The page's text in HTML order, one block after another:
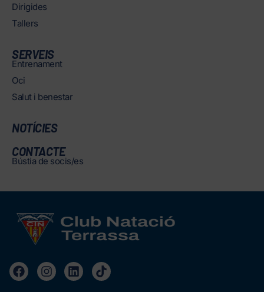
Dirigides
Tallers
SERVEIS
Entrenament
Oci
Salut i benestar
NOTÍCIES
CONTACTE
Bústia de socis/es